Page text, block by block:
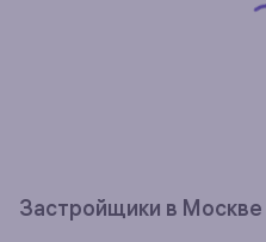
Застройщики в Москве